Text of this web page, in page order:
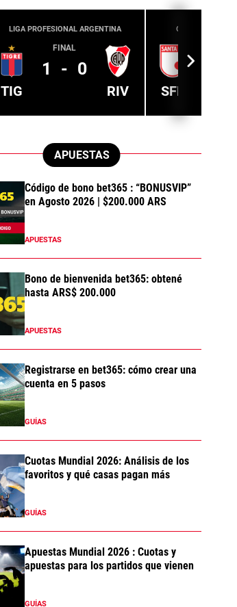
LIGA PROFESIONAL ARGENTINA
TIG
FINAL
1 - 0
RIV
CONMEBOL
SFE
APUESTAS
Código de bono bet365 : “BONUSVIP”
en Agosto 2026 | $200.000 ARS
APUESTAS
Bono de bienvenida bet365: obtené
hasta ARS$ 200.000
APUESTAS
Registrarse en bet365: cómo crear una
cuenta en 5 pasos
GUÍAS
Cuotas Mundial 2026: Análisis de los
favoritos y qué casas pagan más
GUÍAS
Apuestas Mundial 2026 : Cuotas y
apuestas para los partidos que vienen
GUÍAS